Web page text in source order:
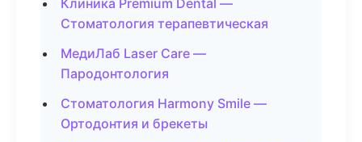
Клиника Premium Dental —
Стоматология терапевтическая
МедиЛаб Laser Care —
Пародонтология
Стоматология Harmony Smile —
Ортодонтия и брекеты